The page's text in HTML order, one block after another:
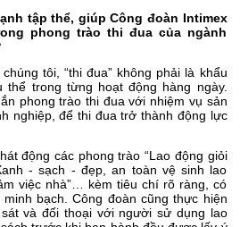
tập thể, giúp Công đoàn Intimex
phong trào thi đua của ngành
chúng tôi, “thi đua” không phải là khẩu
thể trong từng hoạt động hàng ngày.
phong trào thi đua với nhiệm vụ sản
nghiệp, để thi đua trở thành động lực
động các phong trào “Lao động giỏi
- sạch - đẹp, an toàn vệ sinh lao
việc nhà”… kèm tiêu chí rõ ràng, có
bạch. Công đoàn cũng thực hiện
và đối thoại với người sử dụng lao